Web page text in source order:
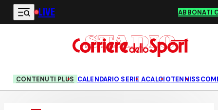
Vai al contenuto principale
LIVE ABBONATI
CONTENUTI PLUS CALENDARIO SERIE ACALCIOTENNIS